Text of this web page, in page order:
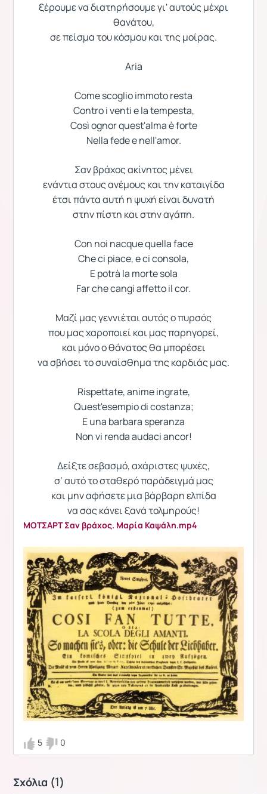
ξέρουμε να διατηρήσουμε γι' αυτούς μέχρι
θανάτου,
σε πείσμα του κόσμου και της μοίρας.
Aria
Come scoglio immoto resta
Contro i venti e la tempesta,
Così ognor quest'alma è forte
Nella fede e nell'amor.
Σαν βράχος ακίνητος μένει
ενάντια στους ανέμους και την καταιγίδα
έτσι πάντα αυτή η ψυχή είναι δυνατή
στην πίστη και στην αγάπη.
Con noi nacque quella face
Che ci piace, e ci consola,
E potrà la morte sola
Far che cangi affetto il cor.
Μαζί μας γεννιέται αυτός ο πυρσός
που μας χαροποιεί και μας παρηγορεί,
και μόνο ο θάνατος θα μπορέσει
να σβήσει το συναίσθημα της καρδιάς μας.
Rispettate, anime ingrate,
Quest'esempio di costanza;
E una barbara speranza
Non vi renda audaci ancor!
Δείξτε σεβασμό, αχάριστες ψυχές,
σ’ αυτό το σταθερό παράδειγμά μας
και μην αφήσετε μια βάρβαρη ελπίδα
να σας κάνει ξανά τολμηρούς!
ΜOΤΣΑΡΤ Σαν βράχος. Μαρία Καψάλη.mp4
5 0
Σχόλια (1)